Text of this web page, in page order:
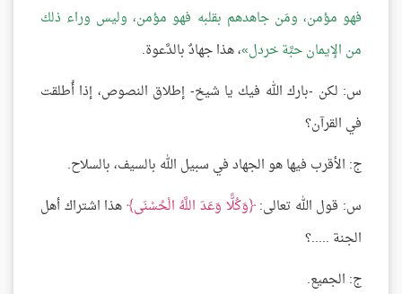
فهو مؤمن، ومَن جاهدهم بقلبه فهو مؤمن، وليس وراء ذلك
من الإيمان حبَّة خردل ، هذا جهادٌ بالدَّعوة.
س: لكن -بارك الله فيك يا شيخ- إطلاق النصوص، إذا أُطلقت
في القرآن؟
ج: الأقرب فيها هو الجهاد في سبيل الله بالسيف، بالسلاح.
س: قول الله تعالى: وَكُلًّا وَعَدَ اللَّهُ الْحُسْنَى هذا اشتراك أهل
الجنة .....؟
ج: الجميع.